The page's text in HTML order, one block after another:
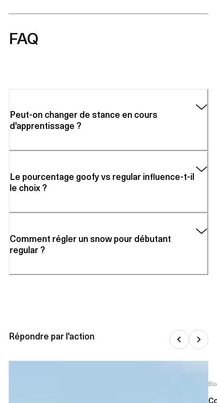
FAQ
Peut-on changer de stance en cours
d'apprentissage ?
Le pourcentage goofy vs regular influence-t-il
le choix ?
Comment régler un snow pour débutant
regular ?
Répondre par l'action